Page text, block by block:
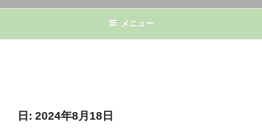
メニュー
日: 2024年8月18日